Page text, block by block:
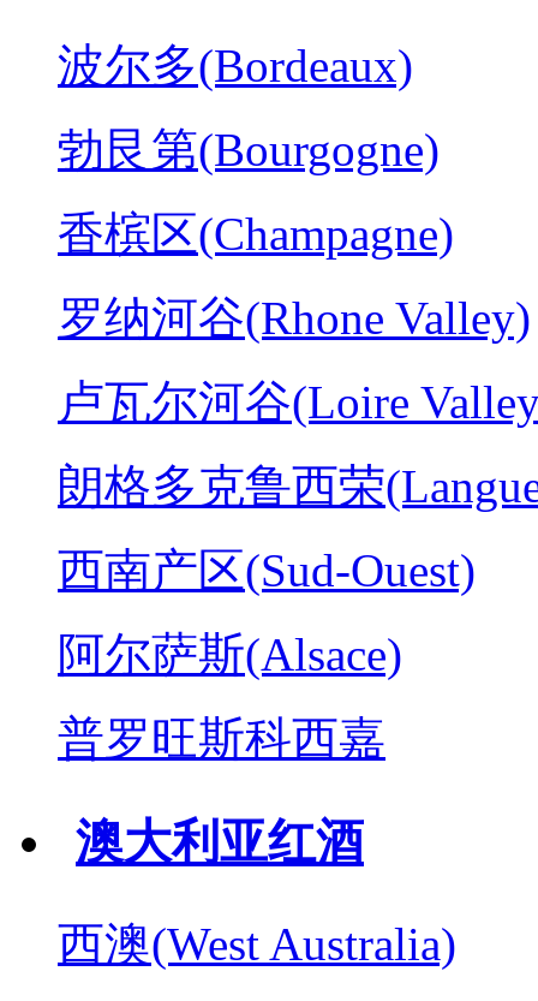
波尔多(Bordeaux)
勃艮第(Bourgogne)
香槟区(Champagne)
罗纳河谷(Rhone Valley)
卢瓦尔河谷(Loire
朗格多克鲁西荣
西南产区(Sud-Ouest)
阿尔萨斯(Alsace)
普罗旺斯科西嘉
澳大利亚红酒
西澳(West Australia)